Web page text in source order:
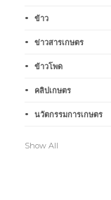
ข้าว
ข่าวสารเกษตร
ข้าวโพด
คลิปเกษตร
นวัตกรรมการเกษตร
Show All